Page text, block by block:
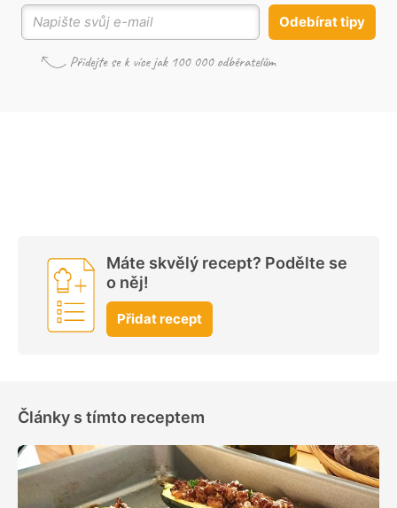
Odebírat tipy
Máte skvělý recept? Podělte se
o něj!
Přidat recept
Články s tímto receptem